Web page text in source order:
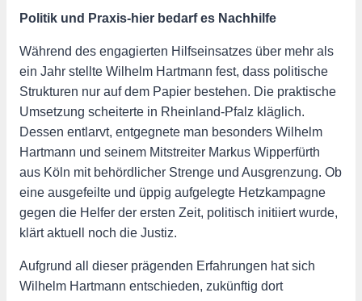
Politik und Praxis-hier bedarf es Nachhilfe
Während des engagierten Hilfseinsatzes über mehr als
ein Jahr stellte Wilhelm Hartmann fest, dass politische
Strukturen nur auf dem Papier bestehen. Die praktische
Umsetzung scheiterte in Rheinland-Pfalz kläglich.
Dessen entlarvt, entgegnete man besonders Wilhelm
Hartmann und seinem Mitstreiter Markus Wipperfürth
aus Köln mit behördlicher Strenge und Ausgrenzung. Ob
eine ausgefeilte und üppig aufgelegte Hetzkampagne
gegen die Helfer der ersten Zeit, politisch initiiert wurde,
klärt aktuell noch die Justiz.
Aufgrund all dieser prägenden Erfahrungen hat sich
Wilhelm Hartmann entschieden, zukünftig dort